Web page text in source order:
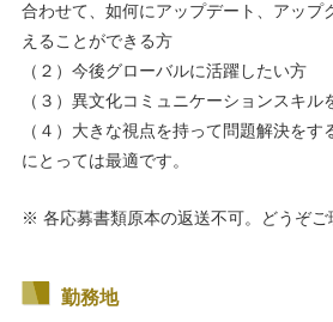
合わせて、如何にアップデート、アップ
えることができる方
（２）今後グローバルに活躍したい方
（３）異文化コミュニケーションスキル
（４）大きな視点を持って問題解決を
にとっては最適です。
※ 各応募書類原本の返送不可。どうぞご
勤務地